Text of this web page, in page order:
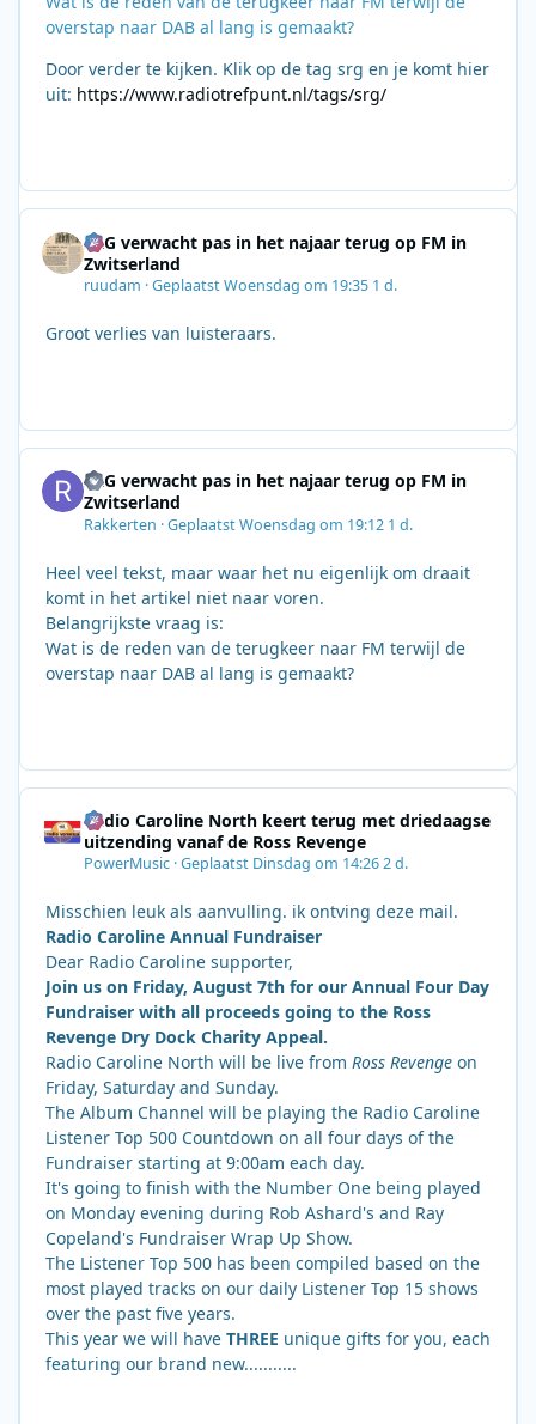
overstap naar DAB al lang is gemaakt?
Door verder te kijken. Klik op de tag srg en je komt hier
uit: https://www.radiotrefpunt.nl/tags/srg/
SRG verwacht pas in het najaar terug op FM in
Zwitserland
ruudam ·GeplaatstWoensdag om 19:35 1 d.
Groot verlies van luisteraars.
SRG verwacht pas in het najaar terug op FM in
Zwitserland
Rakkerten ·GeplaatstWoensdag om 19:12 1 d.
Heel veel tekst, maar waar het nu eigenlijk om draait
komt in het artikel niet naar voren.
Belangrijkste vraag is:
Wat is de reden van de terugkeer naar FM terwijl de
overstap naar DAB al lang is gemaakt?
Radio Caroline North keert terug met driedaagse
uitzending vanaf de Ross Revenge
PowerMusic ·Geplaatst Dinsdag om 14:262 d.
Misschien leuk als aanvulling. ik ontving deze mail.
Radio Caroline Annual Fundraiser
Dear Radio Caroline supporter,
Join us on Friday, August 7th for our Annual Four Day
Fundraiser with all proceeds going to the Ross
Revenge Dry Dock Charity Appeal.
Radio Caroline North will be live from Ross Revenge on
Friday, Saturday and Sunday.
The Album Channel will be playing the Radio Caroline
Listener Top 500 Countdown on all four days of the
Fundraiser starting at 9:00am each day.
It's going to finish with the Number One being played
on Monday evening during Rob Ashard's and Ray
Copeland's Fundraiser Wrap Up Show.
The Listener Top 500 has been compiled based on the
most played tracks on our daily Listener Top 15 shows
over the past five years.
This year we will have THREE unique gifts for you, each
featuring our brand new...........